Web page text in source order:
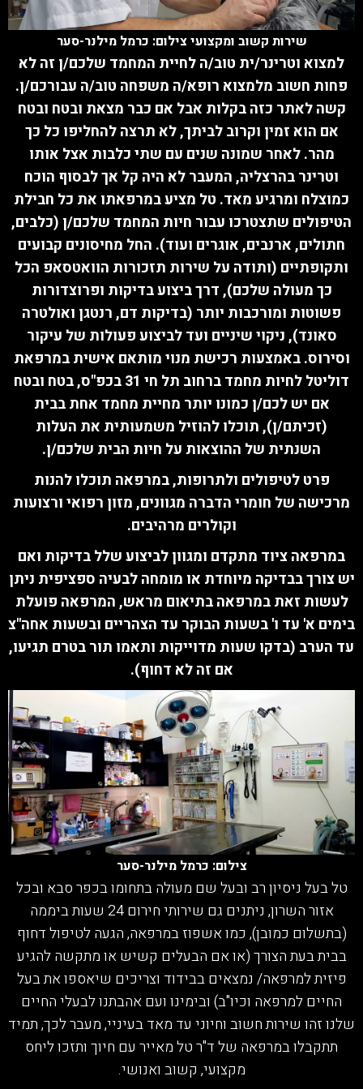
שירות קשוב ומקצועי צילום: כרמל מילנר-סער
למצואוטרינר/ית טוב/ה לחיית המחמד שלכם/ן זה לא
פחות חשוב מלמצוא רופא/ה משפחה טוב/ה עבורכם/ן.
קשה לאתר כזה בקלות אבל אם כבר מצאת ובטח ובטח
אם הוא זמין וקרוב לביתך, לא תרצה להחליפו כל כך
מהר. לאחר שמונה שנים עם שתי כלבות אצל אותו
וטרינר בהרצליה, המעבר לא היה קל אך לבסוף הוכח
כמוצלח ומרגיע מאד. טל מציע במרפאתו את כל חבילת
הטיפולים שתצטרכו עבור חיות המחמד שלכם/ן (כלבים,
חתולים, ארנבים, אוגרים ועוד). החל מחיסונים קבועים
ותקופתיים (ותודה על שירות תזכורות הוואטסאפ הכל
כך מעולה שלכם), דרך ביצוע בדיקות ופרוצדורות
פשוטות ומורכבות יותר (בדיקות דם, רנטגן ואולטרה
סאונד), ניקוי שיניים ועד לביצוע פעולות של עיקור
וסירוס. באמצעות רכישת מנוי מותאם אישית במרפאת
דוליטל לחיות מחמד ברחוב תל חי 31 בכפ"ס, בטח ובטח
אם יש לכם/ן כמונו יותר מחיית מחמד אחת בבית
(זכיתם/ן), תוכלו להוזיל משמעותית את העלות
השנתית של ההוצאות על חיות הבית שלכם/ן.
פרט לטיפולים ולתרופות, במרפאה תוכלו להנות
מרכישה של חומרי הדברה מגוונים, מזון רפואי ורצועות
וקולרים מרהיבים.
במרפאה ציוד מתקדם ומגוון לביצוע שלל בדיקות ואם
יש צורך בבדיקה מיוחדת או מומחה לבעיה ספציפית ניתן
לעשות זאת במרפאה בתיאום מראש, המרפאה פועלת
בימים א' עד ו' בשעות הבוקר עד הצהריים ובשעות אחה"צ
עד הערב (בדקו שעות מדוייקות ותאמו תור בטרם תגיעו,
אם זה לא דחוף).
צילום: כרמל מילנר-סער
טל בעל ניסיון רב ובעל שם מעולה בתחומו בכפר סבא ובכל
אזור השרון, ניתנים גם שירותי חירום 24 שעות ביממה
(בתשלום כמובן), כמו אשפוז במרפאה, הגעה לטיפול דחוף
בבית בעת הצורך (או אם הבעלים קשיש או מתקשה להגיע
פיזית למרפאה/ נמצאים בבידוד וצריכים שיאספו את בעל
החיים למרפאה וכיו"ב) ובימינו ועם אהבתנו לבעלי החיים
שלנו זהו שירות חשוב וחיוני עד מאד בעיניי, מעבר לכך, תמיד
תתקבלו במרפאה של ד"ר טל מאייר עם חיוך ותזכו ליחס
מקצועי, קשוב ואנושי.